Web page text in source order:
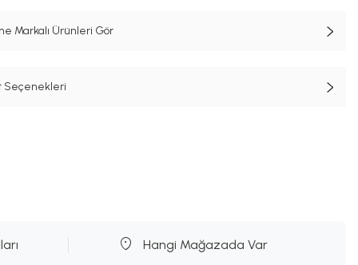
Markalı Ürünleri Gör
Seçenekleri
Hangi Mağazada Var